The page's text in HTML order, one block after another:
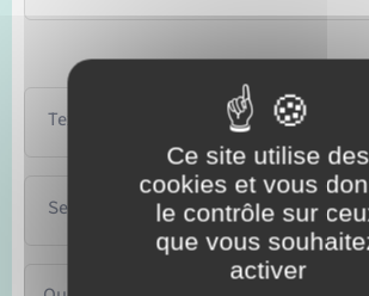
Textes de référence
Services en ligne et formulaires
Ce site utilise des
cookies et vous
le contrôle sur
que vous
activer